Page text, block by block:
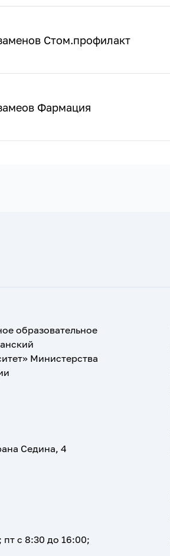
Стом.профилакт
Фармация
образовательное
Министерства
Седина, 4
с 8:30 до 16:00;